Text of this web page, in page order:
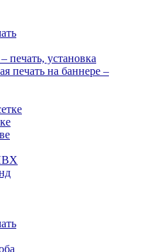
печать, установка
печать на баннере –